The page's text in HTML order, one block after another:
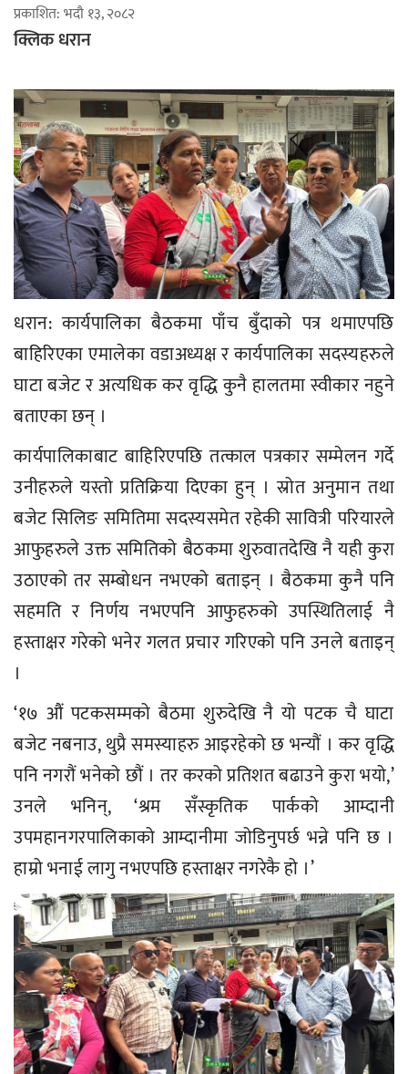
प्रकाशित: भदौ १३, २०८२
क्लिक धरान
धरान: कार्यपालिका बैठकमा पाँच बुँदाको पत्र थमाएपछि
बाहिरिएका एमालेका वडाअध्यक्ष र कार्यपालिका सदस्यहरुले
घाटा बजेट र अत्यधिक कर वृद्धि कुनै हालतमा स्वीकार नहुने
बताएका छन् ।
कार्यपालिकाबाट बाहिरिएपछि तत्काल पत्रकार सम्मेलन गर्दे
उनीहरुले यस्तो प्रतिक्रिया दिएका हुन् । स्रोत अनुमान तथा
बजेट सिलिङ समितिमा सदस्यसमेत रहेकी सावित्री परियारले
आफुहरुले उक्त समितिको बैठकमा शुरुवातदेखि नै यही कुरा
उठाएको तर सम्बोधन नभएको बताइन् । बैठकमा कुनै पनि
सहमति र निर्णय नभएपनि आफुहरुको उपस्थितिलाई नै
हस्ताक्षर गरेको भनेर गलत प्रचार गरिएको पनि उनले बताइन्
।
‘१७ औं पटकसम्मको बैठमा शुरुदेखि नै यो पटक चै घाटा
बजेट नबनाउ, थुप्रै समस्याहरु आइरहेको छ भन्यौं । कर वृद्धि
पनि नगरौं भनेको छौं । तर करको प्रतिशत बढाउने कुरा भयो,’
उनले भनिन्, ‘श्रम सँस्कृतिक पार्कको आम्दानी
उपमहानगरपालिकाको आम्दानीमा जोडिनुपर्छ भन्ने पनि छ ।
हाम्रो भनाई लागु नभएपछि हस्ताक्षर नगरेकै हो ।’